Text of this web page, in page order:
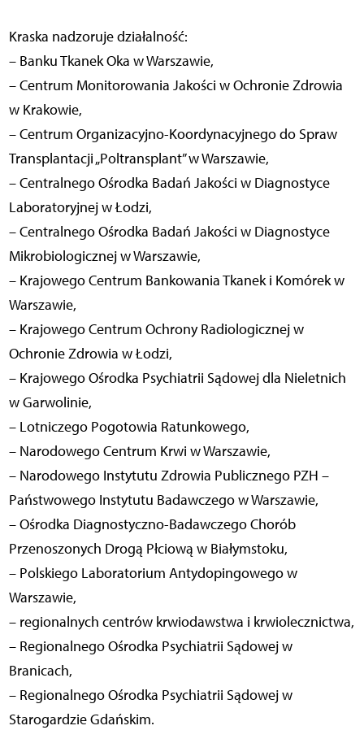
Kraska nadzoruje działalność:
– Banku Tkanek Oka w Warszawie,
– Centrum Monitorowania Jakości w Ochronie Zdrowia
w Krakowie,
– Centrum Organizacyjno-Koordynacyjnego do Spraw
Transplantacji „Poltransplant” w Warszawie,
– Centralnego Ośrodka Badań Jakości w Diagnostyce
Laboratoryjnej w Łodzi,
– Centralnego Ośrodka Badań Jakości w Diagnostyce
Mikrobiologicznej w Warszawie,
– Krajowego Centrum Bankowania Tkanek i Komórek w
Warszawie,
– Krajowego Centrum Ochrony Radiologicznej w
Ochronie Zdrowia w Łodzi,
– Krajowego Ośrodka Psychiatrii Sądowej dla Nieletnich
w Garwolinie,
– Lotniczego Pogotowia Ratunkowego,
– Narodowego Centrum Krwi w Warszawie,
– Narodowego Instytutu Zdrowia Publicznego PZH –
Państwowego Instytutu Badawczego w Warszawie,
– Ośrodka Diagnostyczno-Badawczego Chorób
Przenoszonych Drogą Płciową w Białymstoku,
– Polskiego Laboratorium Antydopingowego w
Warszawie,
– regionalnych centrów krwiodawstwa i krwiolecznictwa,
– Regionalnego Ośrodka Psychiatrii Sądowej w
Branicach,
– Regionalnego Ośrodka Psychiatrii Sądowej w
Starogardzie Gdańskim.